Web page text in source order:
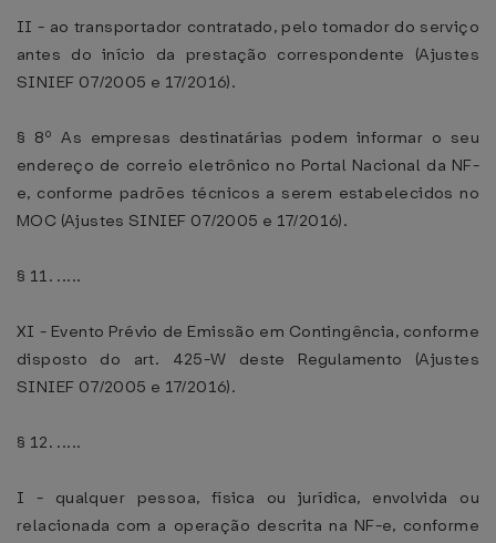
II - ao transportador contratado, pelo tomador do serviço
antes do início da prestação correspondente (Ajustes
SINIEF 07/2005 e 17/2016).
§ 8º As empresas destinatárias podem informar o seu
endereço de correio eletrônico no Portal Nacional da NF-
e, conforme padrões técnicos a serem estabelecidos no
MOC (Ajustes SINIEF 07/2005 e 17/2016).
§ 11. .....
XI - Evento Prévio de Emissão em Contingência, conforme
disposto do art. 425-W deste Regulamento (Ajustes
SINIEF 07/2005 e 17/2016).
§ 12. .....
I - qualquer pessoa, física ou jurídica, envolvida ou
relacionada com a operação descrita na NF-e, conforme